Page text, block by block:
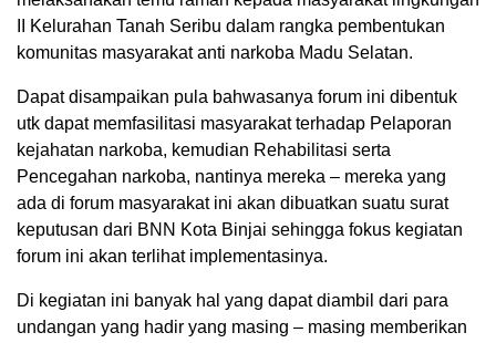
II Kelurahan Tanah Seribu dalam rangka pembentukan
komunitas masyarakat anti narkoba Madu Selatan.
Dapat disampaikan pula bahwasanya forum ini dibentuk
utk dapat memfasilitasi masyarakat terhadap Pelaporan
kejahatan narkoba, kemudian Rehabilitasi serta
Pencegahan narkoba, nantinya mereka – mereka yang
ada di forum masyarakat ini akan dibuatkan suatu surat
keputusan dari BNN Kota Binjai sehingga fokus kegiatan
forum ini akan terlihat implementasinya.
Di kegiatan ini banyak hal yang dapat diambil dari para
undangan yang hadir yang masing – masing memberikan